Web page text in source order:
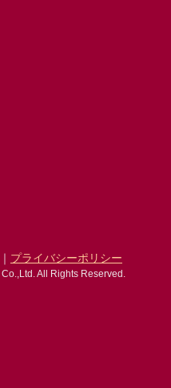
｜ プライバシーポリシー
All Rights Reserved.